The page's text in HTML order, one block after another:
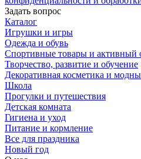
Задать вопрос
Каталог
Игрушки и игры
Одежда и обувь
Спортивные товары и активный
Творчество, развитие и обучение
Декоративная косметика и
Школа
Прогулки и путешествия
Детская комната
Гигиена и уход
Питание и кормление
Все для праздника
Новый год